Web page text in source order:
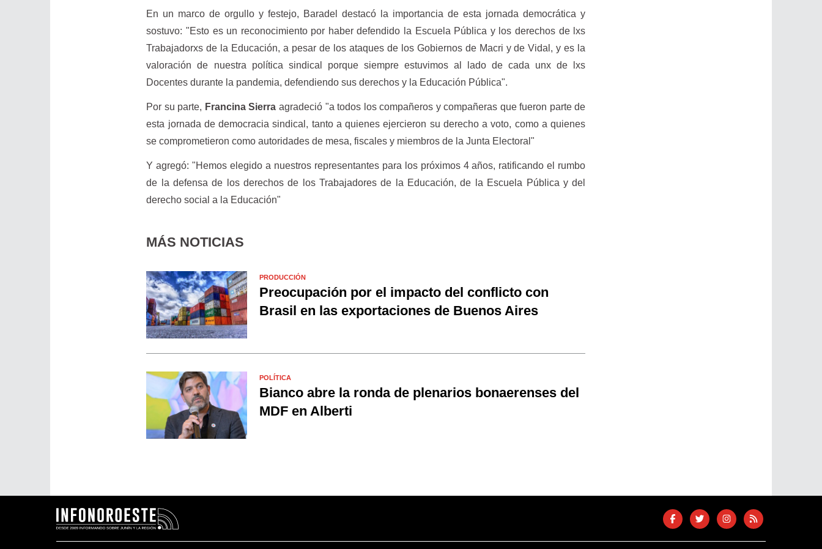
En un marco de orgullo y festejo, Baradel destacó la importancia de esta jornada democrática y
sostuvo: "Esto es un reconocimiento por haber defendido la Escuela Pública y los derechos de lxs
Trabajadorxs de la Educación, a pesar de los ataques de los Gobiernos de Macri y de Vidal, y es la
valoración de nuestra política sindical porque siempre estuvimos al lado de cada unx de lxs
Docentes durante la pandemia, defendiendo sus derechos y la Educación Pública".
Por su parte, Francina Sierra agradeció "a todos los compañeros y compañeras que fueron parte de
esta jornada de democracia sindical, tanto a quienes ejercieron su derecho a voto, como a quienes
se comprometieron como autoridades de mesa, fiscales y miembros de la Junta Electoral"
Y agregó: "Hemos elegido a nuestros representantes para los próximos 4 años, ratificando el rumbo
de la defensa de los derechos de los Trabajadores de la Educación, de la Escuela Pública y del
derecho social a la Educación"
MÁS NOTICIAS
PRODUCCIÓN
Preocupación por el impacto del conflicto con
Brasil en las exportaciones de Buenos Aires
POLÍTICA
Bianco abre la ronda de plenarios bonaerenses del
MDF en Alberti